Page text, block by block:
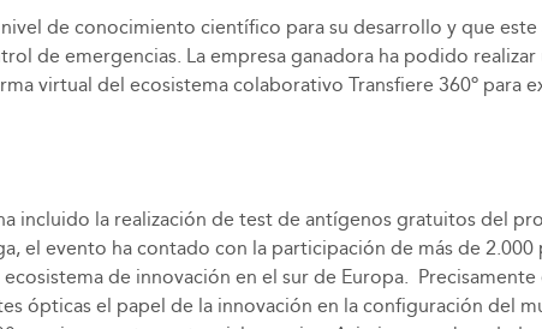
de conocimiento científico para su desarrollo y que
de emergencias. La empresa ganadora ha podido
virtual del ecosistema colaborativo Transfiere 360º para
incluido la realización de test de antígenos gratuitos del
el evento ha contado con la participación de más de
de innovación en el sur de Europa.
ópticas el papel de la innovación en la configuración del